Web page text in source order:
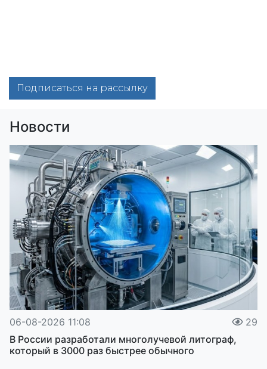
Подписаться на рассылку
Новости
06-08-2026 11:08
29
В России разработали многолучевой литограф,
который в 3000 раз быстрее обычного